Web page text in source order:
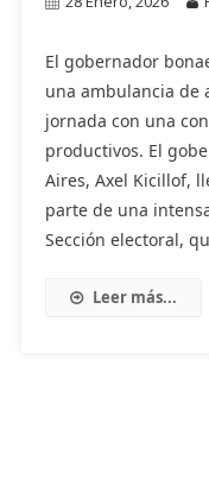
El gobernador
una ambulancia de
jornada con una
productivos. El
Aires, Axel Kicillof,
parte de una
Sección electoral,
Leer más...